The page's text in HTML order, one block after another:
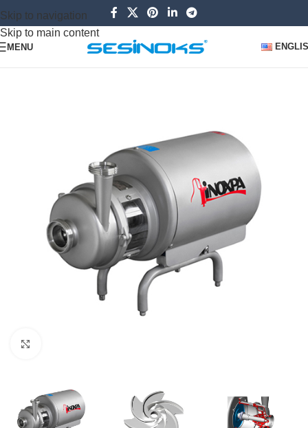
Skip to navigation
Skip to main content
MENU